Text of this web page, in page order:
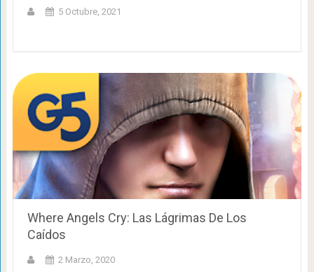
5 Octubre, 2021
Where Angels Cry: Las Lágrimas De Los
Caídos
2 Marzo, 2020